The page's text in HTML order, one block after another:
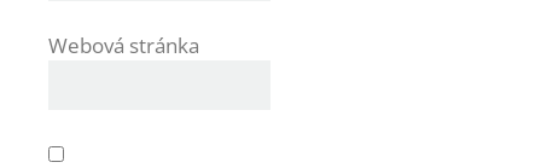
Webová stránka